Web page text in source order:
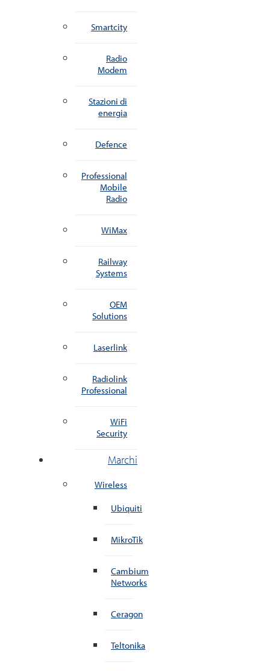
Smartcity
Radio
Modem
Stazioni di
energia
Defence
Professional
Mobile
Radio
WiMax
Railway
Systems
OEM
Solutions
Laserlink
Radiolink
Professional
WiFi
Security
Marchi
Wireless
Ubiquiti
MikroTik
Cambium
Networks
Ceragon
Teltonika